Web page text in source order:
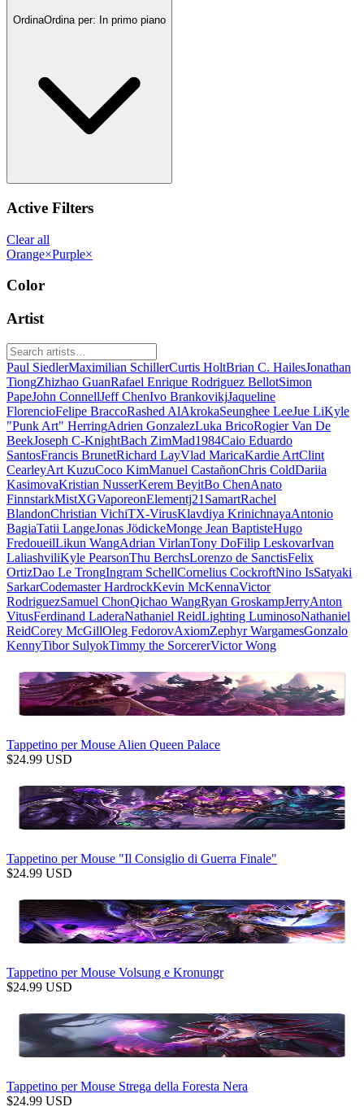
OrdinaOrdina per: In primo piano
Active Filters
Clear all
Orange×Purple×
Color
Artist
Paul SiedlerMaximilian SchillerCurtis HoltBrian C. HailesJonathan
TiongZhizhao GuanRafael Enrique Rodriguez BellotSimon
PapeJohn ConnellJeff ChenIvo BrankovikjJaqueline
FlorencioFelipe BraccoRashed AlAkrokaSeunghee LeeJue LiKyle
"Punk Art" HerringAdrien GonzalezLuka BricoRogier Van De
BeekJoseph C-KnightBach ZimMad1984Caio Eduardo
SantosFrancis BrunetRichard LayVlad MaricaKardie ArtClint
CearleyArt KuzuCoco KimManuel CastañonChris ColdDariia
KasimovaKristian NusserKerem BeyitBo ChenAnato
FinnstarkMistXGVaporeonElementj21 SamartRachel
BlandonChristian VichiTX-VirusKlavdiya KrinichnayaAntonio
BagiaTatii LangeJonas JödickeMonge Jean BaptisteHugo
FredoueilLikun WangAdrian VirlanTony DoFilip LeskovarIvan
LaliashviliKyle PearsonThu BerchsLorenzo de SanctisFelix
OrtizDao Le TrongIngram SchellCornelius CockroftNino IsSatyaki
SarkarCodemaster HardrockKevin McKennaVictor
RodriguezSamuel ChonQichao WangRyan GroskampJerryAnton
VitusFerdinand LaderaNathaniel ReidLighting LuminosoNathaniel
ReidCorey McGillOleg FedorovAxiomZephyr WargamesGonzalo
KennyTibor SulyokTimmy the SorcererVictor Wong
Tappetino per Mouse Alien Queen Palace
$24.99 USD
Tappetino per Mouse "Il Consiglio di Guerra Finale"
$24.99 USD
Tappetino per Mouse Volsung e Kronungr
$24.99 USD
Tappetino per Mouse Strega della Foresta Nera
$24.99 USD